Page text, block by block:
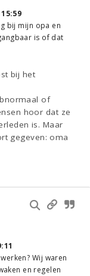
bij mijn opa en
is of dat
bij het
of
hoor dat ze
is. Maar
gegeven: oma
Wij waren
en regelen